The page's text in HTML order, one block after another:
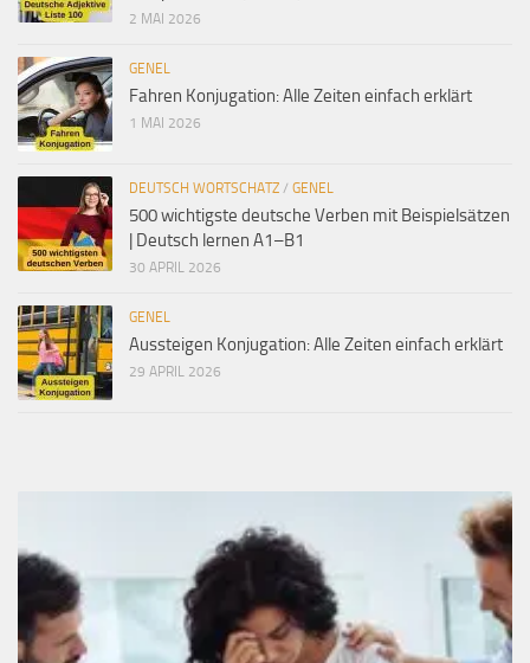
2 MAI 2026
GENEL
Fahren Konjugation: Alle Zeiten einfach erklärt
1 MAI 2026
DEUTSCH WORTSCHATZ / GENEL
500 wichtigste deutsche Verben mit Beispielsätzen
| Deutsch lernen A1–B1
30 APRIL 2026
GENEL
Aussteigen Konjugation: Alle Zeiten einfach erklärt
29 APRIL 2026